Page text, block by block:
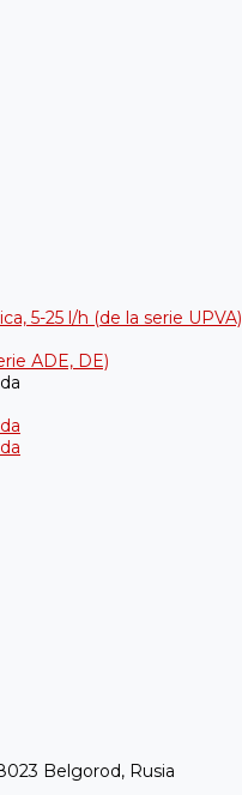
5-25 l/h (de la serie UPVA)
АDE, DE)
Belgorod, Rusia